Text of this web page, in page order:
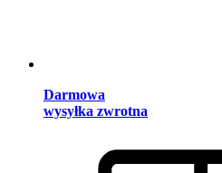
Darmowa
wysyłka zwrotna